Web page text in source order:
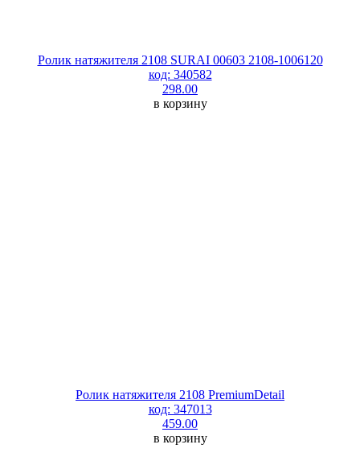
Ролик натяжителя 2108 SURAI 00603 2108-1006120
код: 340582
298.00
в корзину
Ролик натяжителя 2108 PremiumDetail
код: 347013
459.00
в корзину